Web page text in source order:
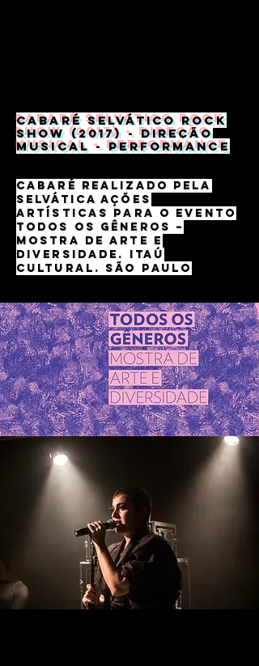
Cabaré Selvático Rock
Show (2017) - Direção
musical - performance
Cabaré realizado pela
Selvática Ações
Artísticas para o evento
Todos os Gêneros –
Mostra de arte e
diversidade. Itaú
Cultural. São Paulo